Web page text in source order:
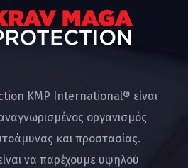
KMP International® είναι
οργανισμός
και προστασίας.
να παρέχουμε υψηλού